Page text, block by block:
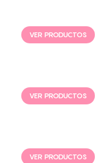
VER PRODUCTOS
VER PRODUCTOS
VER PRODUCTOS